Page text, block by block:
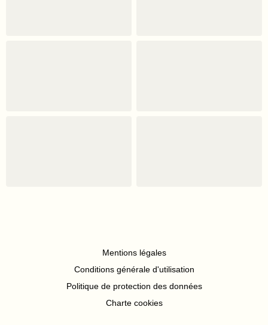
Mentions légales
Conditions générale d'utilisation
Politique de protection des données
Charte cookies